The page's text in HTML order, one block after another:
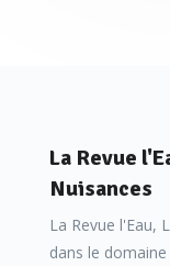
La Revue
Nuisances
La Revue l'Eau,
dans le